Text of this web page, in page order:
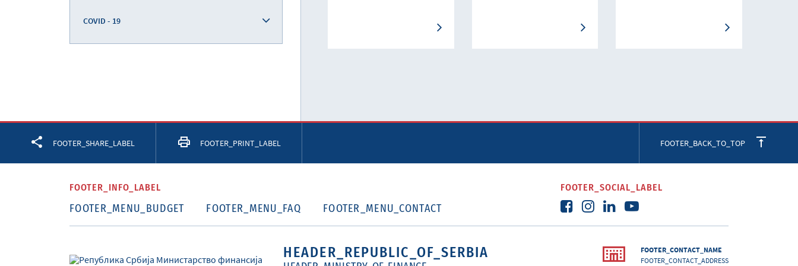
COVID - 19
FOOTER_SHARE_LABEL
Facebook Twitter LinkedIn
FOOTER_PRINT_LABEL FOOTER_BACK_TO_TOP
FOOTER_INFO_LABEL
FOOTER_MENU_BUDGET FOOTER_MENU_FAQ FOOTER_MENU_CONTACT
FOOTER_SOCIAL_LABEL
HEADER_REPUBLIC_OF_SERBIA
FOOTER_CONTACT_NAME
FOOTER_CONTACT_ADDRESS